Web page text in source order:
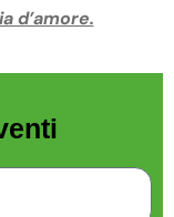
d’amore.